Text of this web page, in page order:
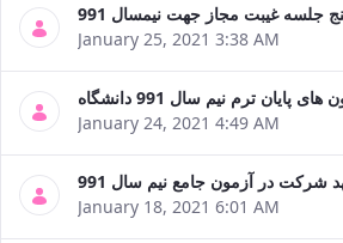
جلسه غیبت مجاز جهت نیمسال 991
January 25, 2021 3:38 AM
ترم نیم سال 991 دانشگاه
January 24, 2021 4:49 AM
شرکت در آزمون جامع نیم سال 991
January 18, 2021 6:01 AM